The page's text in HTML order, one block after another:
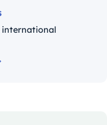
international